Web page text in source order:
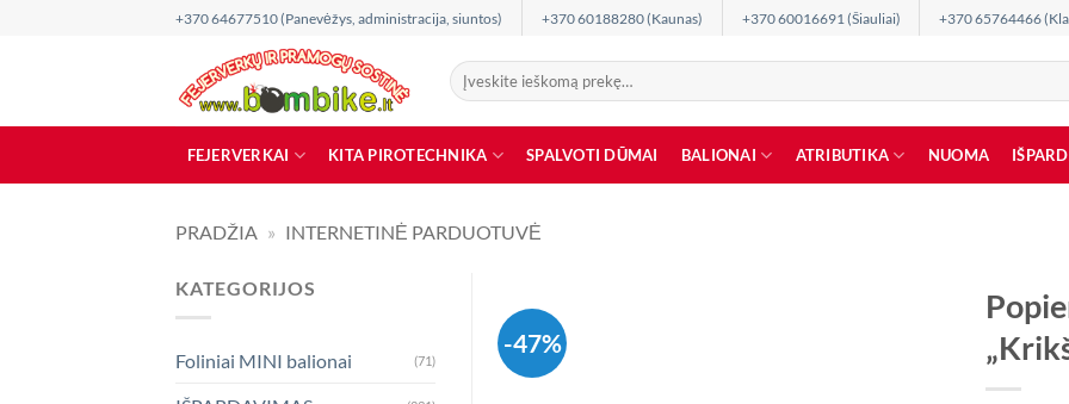
+370 64677510 (Panevėžys, administracija, siuntos) +370 60188280 (Kaunas) +370 60016691 (Šiauliai) +370 65764466
Ieškoti:
FEJERVERKAI KITA PIROTECHNIKA SPALVOTI DŪMAI BALIONAI ATRIBUTIKA NUOMA
PRADŽIA » INTERNETINĖ PARDUOTUVĖ
KATEGORIJOS
Foliniai MINI balionai (71)
-47%